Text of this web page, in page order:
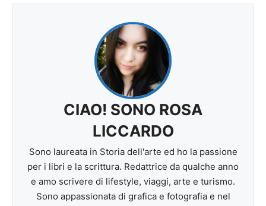
CIAO! SONO ROSA
LICCARDO
Sono laureata in Storia dell'arte ed ho la passione
per i libri e la scrittura. Redattrice da qualche anno
e amo scrivere di lifestyle, viaggi, arte e turismo.
Sono appassionata di grafica e fotografia e nel